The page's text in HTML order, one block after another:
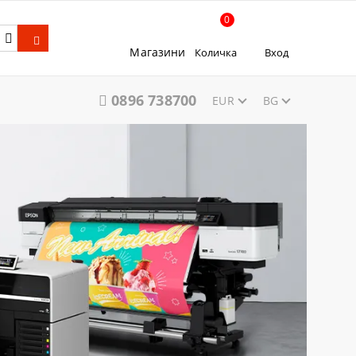
Магазини Количка
0
Вход
0896 738700 EUR BG